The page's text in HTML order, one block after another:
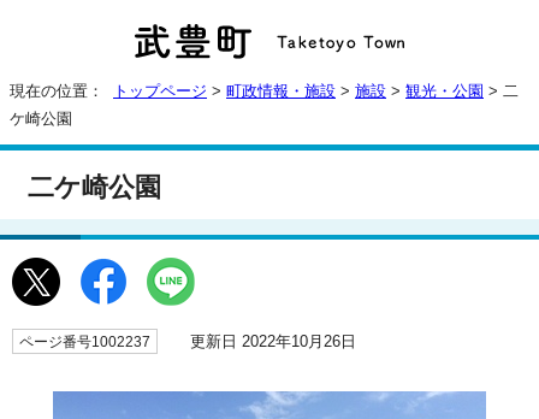
現在の位置： トップページ > 町政情報・施設 > 施設 > 観光・公園 > 二
ケ崎公園
二ケ崎公園
ページ番号1002237 更新日 2022年10月26日